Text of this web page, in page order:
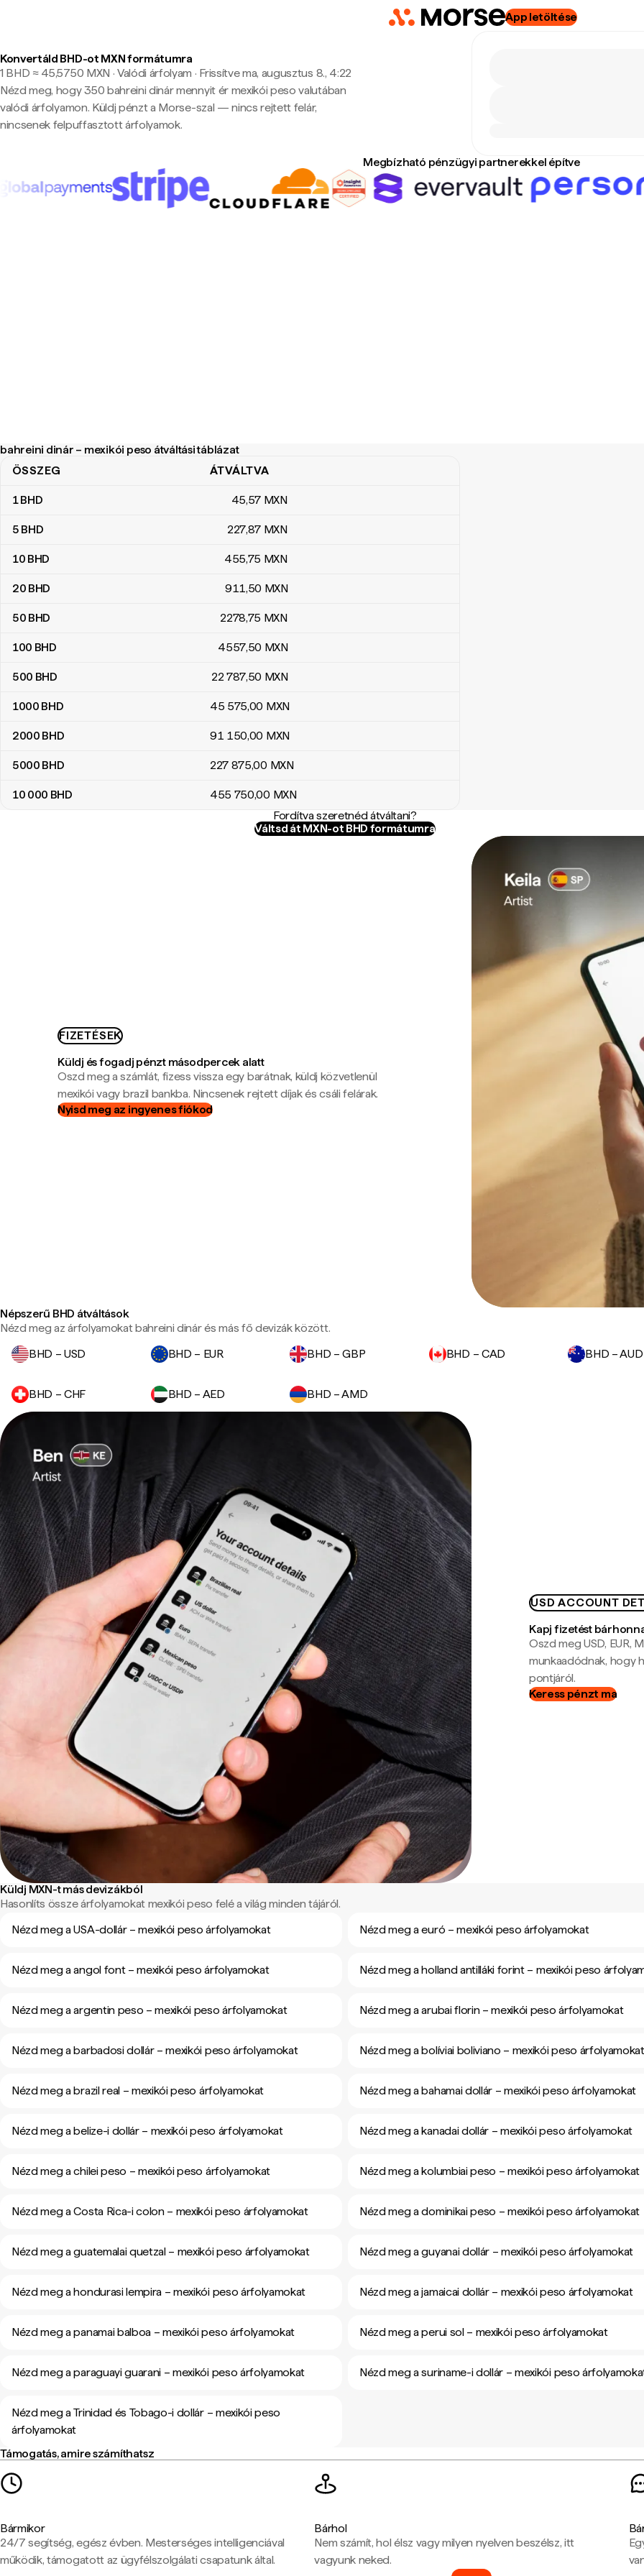
App letöltése
Konvertáld BHD-ot MXN formátumra
1 BHD ≈ 45,5750 MXN · Valódi árfolyam · Frissítve ma, augusztus 8., 4:22
Nézd meg, hogy 350 bahreini dinár mennyit ér mexikói peso valutában
valódi árfolyamon. Küldj pénzt a Morse-szal — nincs rejtett felár,
nincsenek felpuffasztott árfolyamok.
Megbízható pénzügyi partnerekkel építve
bahreini dinár – mexikói peso átváltási táblázat
bahreini dinár – mexikói peso átváltási táblázat
ÖSSZEG ÁTVÁLTVA
1BHD 45,57 MXN
5 BHD 227,87 MXN
10 BHD 455,75 MXN
20 BHD 911,50 MXN
50 BHD 2278,75 MXN
100 BHD 4557,50 MXN
500 BHD 22 787,50 MXN
1000 BHD 45 575,00 MXN
2000 BHD 91 150,00 MXN
5000 BHD 227 875,00 MXN
10 000 BHD 455 750,00 MXN
Fordítva szeretnéd átváltani?
Váltsd át MXN-ot BHD formátumra
FIZETÉSEK
Küldj és fogadj pénzt másodpercek alatt
Oszd meg a számlát, fizess vissza egy barátnak, küldj közvetlenül
mexikói vagy brazil bankba. Nincsenek rejtett díjak és csáli felárak.
Nyisd meg az ingyenes fiókod
Népszerű BHD átváltások
Nézd meg az árfolyamokat bahreini dinár és más fő devizák között.
BHD – USD
BHD – EUR BHD – GBP BHD – CAD BHD – AUD
BHD – CHF BHD – AED BHD – AMD
USD ACCOUNT
Kapj fizetést
Oszd meg USD, EUR,
munkaadódnak, hogy
pontjáról.
Keress pénzt ma
Küldj MXN-t más devizákból
Hasonlíts össze árfolyamokat mexikói peso felé a világ minden tájáról.
Nézd meg a USA-dollár – mexikói peso árfolyamokat
Nézd meg a euró – mexikói peso árfolyamokat
Nézd meg a angol font – mexikói peso árfolyamokat Nézd meg a holland antilláki forint – mexikói peso
Nézd meg a argentin peso – mexikói peso árfolyamokat Nézd meg a arubai florin – mexikói peso árfolyamokat
Nézd meg a barbadosi dollár – mexikói peso árfolyamokat Nézd meg a bolíviai boliviano – mexikói peso árfolyamokat
Nézd meg a brazil real – mexikói peso árfolyamokat Nézd meg a bahamai dollár – mexikói peso árfolyamokat
Nézd meg a belize-i dollár – mexikói peso árfolyamokat Nézd meg a kanadai dollár – mexikói peso árfolyamokat
Nézd meg a chilei peso – mexikói peso árfolyamokat Nézd meg a kolumbiai peso – mexikói peso árfolyamokat
Nézd meg a Costa Rica-i colon – mexikói peso árfolyamokat Nézd meg a dominikai peso – mexikói peso árfolyamokat
Nézd meg a guatemalai quetzal – mexikói peso árfolyamokat Nézd meg a guyanai dollár – mexikói peso árfolyamokat
Nézd meg a hondurasi lempira – mexikói peso árfolyamokat Nézd meg a jamaicai dollár – mexikói peso árfolyamokat
Nézd meg a panamai balboa – mexikói peso árfolyamokat Nézd meg a perui sol – mexikói peso árfolyamokat
Nézd meg a paraguayi guarani – mexikói peso árfolyamokat Nézd meg a suriname-i dollár – mexikói peso
Nézd meg a Trinidad és Tobago-i dollár – mexikói peso
árfolyamokat
Támogatás, amire számíthatsz
Bármikor
24/7 segítség, egész évben. Mesterséges intelligenciával
működik, támogatott az ügyfélszolgálati csapatunk által.
Bárhol
Nem számít, hol élsz vagy milyen nyelven beszélsz, itt
vagyunk neked.